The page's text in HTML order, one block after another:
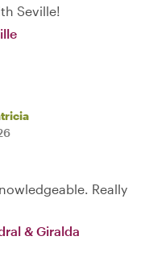
Seville!
Really
& Giralda